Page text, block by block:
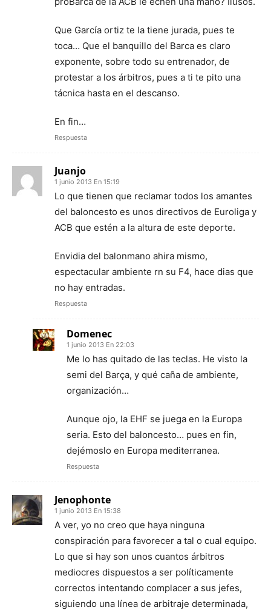
Que García ortiz te la tiene jurada, pues te
toca… Que el banquillo del Barca es claro
exponente, sobre todo su entrenador, de
protestar a los árbitros, pues a ti te pito una
tácnica hasta en el descanso.
En fin…
Respuesta
Juanjo
1 junio 2013 En 15:19
Lo que tienen que reclamar todos los amantes
del baloncesto es unos directivos de Euroliga y
ACB que estén a la altura de este deporte.
Envidia del balonmano ahira mismo,
espectacular ambiente rn su F4, hace dias que
no hay entradas.
Respuesta
Domenec
1 junio 2013 En 22:03
Me lo has quitado de las teclas. He visto la
semi del Barça, y qué caña de ambiente,
organización…
Aunque ojo, la EHF se juega en la Europa
seria. Esto del baloncesto… pues en fin,
dejémoslo en Europa mediterranea.
Respuesta
Jenophonte
1 junio 2013 En 15:38
A ver, yo no creo que haya ninguna
conspiración para favorecer a tal o cual equipo.
Lo que si hay son unos cuantos árbitros
mediocres dispuestos a ser políticamente
correctos intentando complacer a sus jefes,
siguiendo una línea de arbitraje determinada,